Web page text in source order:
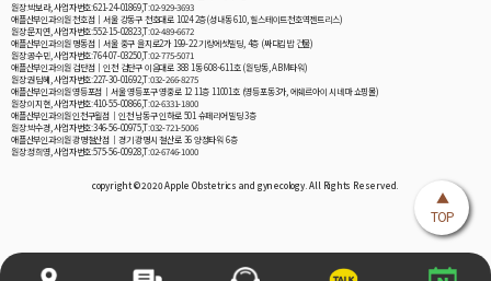
원장:박보라, 사업자번호:621-24-01869,T:02-929-3693
애플산부인과의원 천호점│서울 강동구 천호대로 1024 2층(성내동 610, 힐스테이트천호역젠트리스)
원장:문지연, 사업자번호:552-15-02823,T:02-489-6672
애플산부인과의원 명동점│서울 중구 을지로2가 199-22 기랑에셋빌딩, 4층 (싸다김밥 건물)
원장:공수민, 사업자번호:764-07-03250,T:02-775-5071
애플산부인과의원 검단점│인천 검단구 이음대로 388 1동 608~611호 (원당동, ABM타워)
원장:권담혜, 사업자번호:227-30-01692,T:032-266-8275
애플산부인과의원 영등포점│서울 영등포구 영중로 12 11층 11001호 (영등포동3가, 에쉐르아이 시네마 쇼핑몰)
원장:이지현, 사업자번호:410-55-00866,T:02-6331-1800
애플산부인과의원 인천구월점│인천 남동구 인하로 501 슈페리어빌딩 3층
원장:박수경, 사업자번호:346-56-00975,T:032-721-5006
애플산부인과의원 광명철산점│경기 광명시 철산로 36 양정타워 6층
원장:정희영, 사업자번호:575-56-00928,T:02-6746-1000
copyright © 2020 Apple Obstetrics and gynecology. All Rights Reserved.
▲
TOP